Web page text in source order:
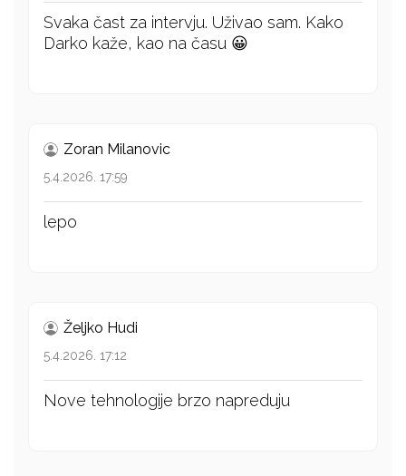
Svaka čast za intervju. Uživao sam. Kako
Darko kaže, kao na času 😀
Zoran Milanovic
5.4.2026. 17:59
lepo
Željko Hudi
5.4.2026. 17:12
Nove tehnologije brzo napreduju